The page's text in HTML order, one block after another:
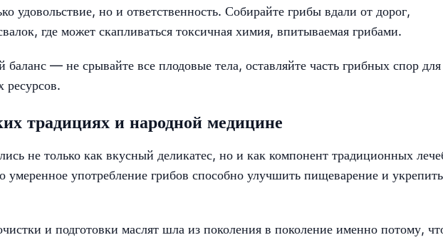
удовольствие, но и ответственность. Собирайте грибы вдали от дорог,
где может скапливаться токсичная химия, впитываемая грибами.
— не срывайте все плодовые тела, оставляйте часть грибных спор для
ресурсов.
традициях и народной медицине
не только как вкусный деликатес, но и как компонент традиционных
умеренное употребление грибов способно улучшить пищеварение и укрепить
и подготовки маслят шла из поколения в поколение именно потому,